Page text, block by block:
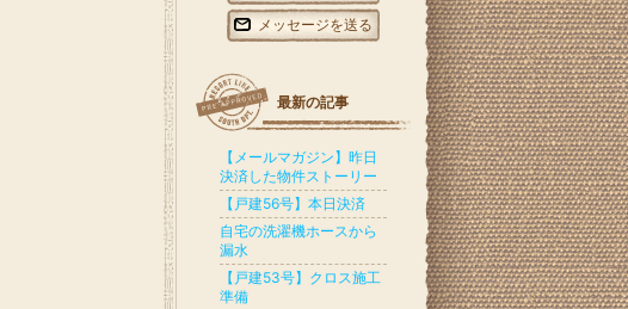
メッセージを送る
最新の記事
【メールマガジン】昨日
決済した物件ストーリー
【戸建56号】本日決済
自宅の洗濯機ホースから
漏水
【戸建53号】クロス施工
準備